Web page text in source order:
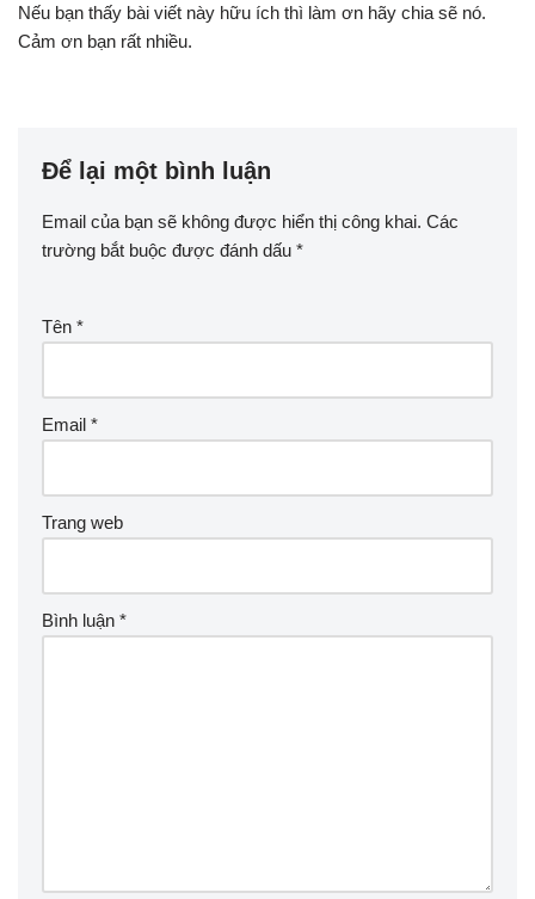
Nếu bạn thấy bài viết này hữu ích thì làm ơn hãy chia sẽ nó.
Cảm ơn bạn rất nhiều.
Để lại một bình luận
Email của bạn sẽ không được hiển thị công khai. Các
trường bắt buộc được đánh dấu *
Tên *
Email *
Trang web
Bình luận *